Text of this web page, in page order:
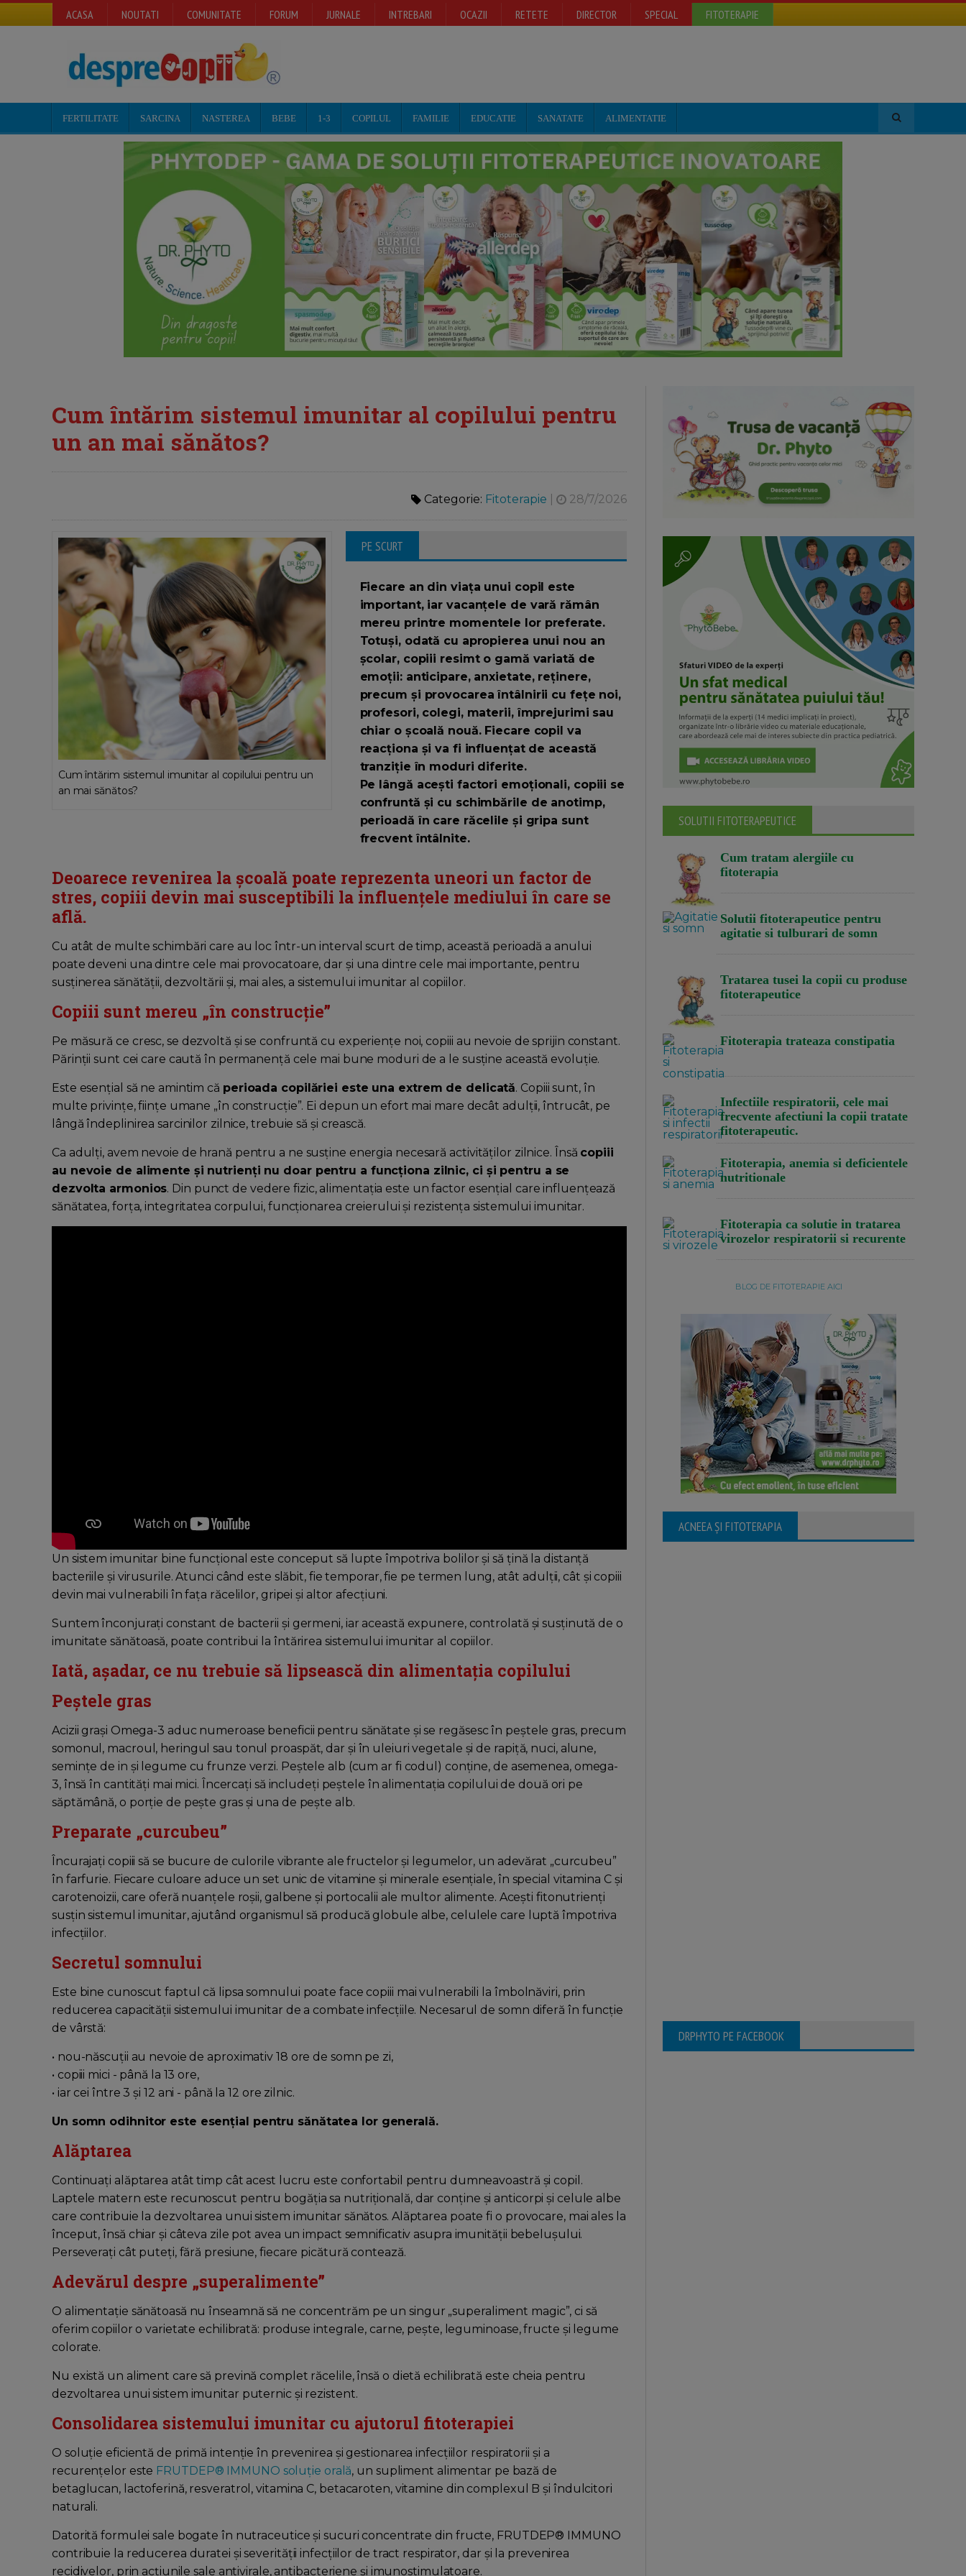
ACASA NOUTATI COMUNITATE FORUM JURNALE INTREBARI OCAZII RETETE DIRECTOR SPECIAL FITOTERAPIE
FERTILITATE SARCINA NASTEREA BEBE 1-3 COPILUL FAMILIE EDUCATIE SANATATE ALIMENTATIE
Cum întărim sistemul imunitar al copilului pentru
un an mai sănătos?
Categorie: Fitoterapie 28/7/2026
Cum întărim sistemul imunitar al copilului pentru un
an mai sănătos?
PE SCURT
Fiecare an din viața unui copil este
important, iar vacanțele de vară rămân
mereu printre momentele lor preferate.
Totuși, odată cu apropierea unui nou an
școlar, copiii resimt o gamă variată de
emoții: anticipare, anxietate, reținere,
precum și provocarea întâlnirii cu fețe noi,
profesori, colegi, materii, împrejurimi sau
chiar o școală nouă. Fiecare copil va
reacționa și va fi influențat de această
tranziție în moduri diferite.
Pe lângă acești factori emoționali, copiii se
confruntă și cu schimbările de anotimp,
perioadă în care răcelile și gripa sunt
frecvent întâlnite.
Deoarece revenirea la școală poate reprezenta uneori un factor de
stres, copiii devin mai susceptibili la influențele mediului în care se
află.
Cu atât de multe schimbări care au loc într-un interval scurt de timp, această perioadă a anului
poate deveni una dintre cele mai provocatoare, dar și una dintre cele mai importante, pentru
susținerea sănătății, dezvoltării și, mai ales, a sistemului imunitar al copiilor.
Copiii sunt mereu „în construcție”
Pe măsură ce cresc, se dezvoltă și se confruntă cu experiențe noi, copiii au nevoie de sprijin constant.
Părinții sunt cei care caută în permanență cele mai bune moduri de a le susține această evoluție.
Este esențial să ne amintim că perioada copilăriei este una extrem de delicată. Copiii sunt, în
multe privințe, ființe umane „în construcție”. Ei depun un efort mai mare decât adulții, întrucât, pe
lângă îndeplinirea sarcinilor zilnice, trebuie să și crească.
Ca adulți, avem nevoie de hrană pentru a ne susține energia necesară activităților zilnice. Însă copiii
au nevoie de alimente și nutrienți nu doar pentru a funcționa zilnic, ci și pentru a se
dezvolta armonios. Din punct de vedere fizic, alimentația este un factor esențial care influențează
sănătatea, forța, integritatea corpului, funcționarea creierului și rezistența sistemului imunitar.
Un sistem imunitar bine funcțional este conceput să lupte împotriva bolilor și să țină la distanță
bacteriile și virusurile. Atunci când este slăbit, fie temporar, fie pe termen lung, atât adulții, cât și copiii
devin mai vulnerabili în fața răcelilor, gripei și altor afecțiuni.
Suntem înconjurați constant de bacterii și germeni, iar această expunere, controlată și susținută de o
imunitate sănătoasă, poate contribui la întărirea sistemului imunitar al copiilor.
Iată, așadar, ce nu trebuie să lipsească din alimentația copilului
Peștele gras
Acizii grași Omega-3 aduc numeroase beneficii pentru sănătate și se regăsesc în peștele gras, precum
somonul, macroul, heringul sau tonul proaspăt, dar și în uleiuri vegetale și de rapiță, nuci, alune,
semințe de in și legume cu frunze verzi. Peștele alb (cum ar fi codul) conține, de asemenea, omega-
3, însă în cantități mai mici. Încercați să includeți peștele în alimentația copilului de două ori pe
săptămână, o porție de pește gras și una de pește alb.
Preparate „curcubeu”
Încurajați copiii să se bucure de culorile vibrante ale fructelor și legumelor, un adevărat „curcubeu”
în farfurie. Fiecare culoare aduce un set unic de vitamine și minerale esențiale, în special vitamina C și
carotenoizii, care oferă nuanțele roșii, galbene și portocalii ale multor alimente. Acești fitonutrienți
susțin sistemul imunitar, ajutând organismul să producă globule albe, celulele care luptă împotriva
infecțiilor.
Secretul somnului
Este bine cunoscut faptul că lipsa somnului poate face copiii mai vulnerabili la îmbolnăviri, prin
reducerea capacității sistemului imunitar de a combate infecțiile. Necesarul de somn diferă în funcție
de vârstă:
• nou-născuții au nevoie de aproximativ 18 ore de somn pe zi,
• copiii mici - până la 13 ore,
• iar cei între 3 și 12 ani - până la 12 ore zilnic.
Un somn odihnitor este esențial pentru sănătatea lor generală.
Alăptarea
Continuați alăptarea atât timp cât acest lucru este confortabil pentru dumneavoastră și copil.
Laptele matern este recunoscut pentru bogăția sa nutrițională, dar conține și anticorpi și celule albe
care contribuie la dezvoltarea unui sistem imunitar sănătos. Alăptarea poate fi o provocare, mai ales la
început, însă chiar și câteva zile pot avea un impact semnificativ asupra imunității bebelușului.
Perseverați cât puteți, fără presiune, fiecare picătură contează.
Adevărul despre „superalimente”
O alimentație sănătoasă nu înseamnă să ne concentrăm pe un singur „superaliment magic”, ci să
oferim copiilor o varietate echilibrată: produse integrale, carne, pește, leguminoase, fructe și legume
colorate.
Nu există un aliment care să prevină complet răcelile, însă o dietă echilibrată este cheia pentru
dezvoltarea unui sistem imunitar puternic și rezistent.
Consolidarea sistemului imunitar cu ajutorul fitoterapiei
O soluție eficientă de primă intenție în prevenirea și gestionarea infecțiilor respiratorii și a
recurențelor este FRUTDEP® IMMUNO soluție orală, un supliment alimentar pe bază de
betaglucan, lactoferină, resveratrol, vitamina C, betacaroten, vitamine din complexul B și îndulcitori
naturali.
Datorită formulei sale bogate în nutraceutice și sucuri concentrate din fructe, FRUTDEP® IMMUNO
contribuie la reducerea duratei și severității infecțiilor de tract respirator, dar și la prevenirea
recidivelor, prin acțiunile sale antivirale, antibacteriene și imunostimulatoare.
SOLUTII FITOTERAPEUTICE
Cum tratam alergiile cu
fitoterapia
Solutii fitoterapeutice pentru
agitatie si tulburari de somn
Tratarea tusei la copii cu produse
fitoterapeutice
Fitoterapia trateaza constipatia
Infectiile respiratorii, cele mai
frecvente afectiuni la copii tratate
fitoterapeutic.
Fitoterapia, anemia si deficientele
nutritionale
Fitoterapia ca solutie in tratarea
virozelor respiratorii si recurente
BLOG DE FITOTERAPIE AICI
ACNEEA ȘI FITOTERAPIA
DRPHYTO PE FACEBOOK